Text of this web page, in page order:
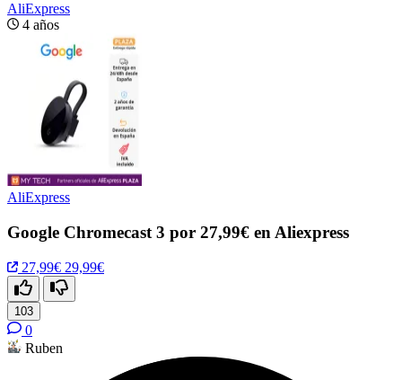
AliExpress
4 años
AliExpress
Google Chromecast 3 por 27,99€ en Aliexpress
27,99€ 29,99€
103
0
Ruben